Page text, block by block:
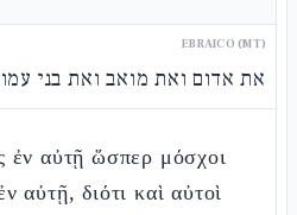
EBRAICO (MT)
את אדום ואת מואב ואת בני
ἐν αὐτῇ ὥσπερ μόσχοι
αὐτῇ, διότι καὶ αὐτοὶ